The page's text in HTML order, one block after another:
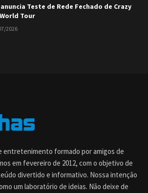
anuncia Teste de Rede Fechado de Crazy
Tour
2026
entretenimento formado por amigos de
em fevereiro de 2012, com o objetivo de
divertido e informativo. Nossa intenção
um laboratório de ideias. Não deixe de